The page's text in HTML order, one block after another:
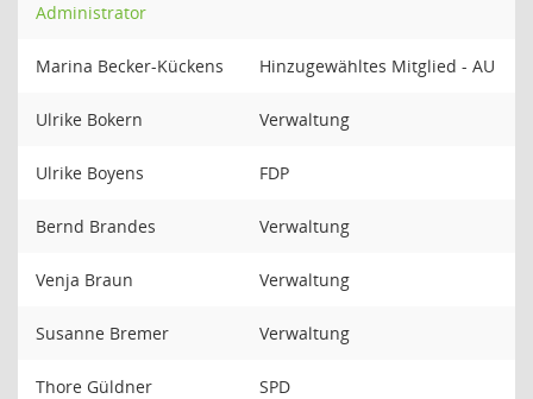
Administrator
Marina Becker-Kückens Hinzugewähltes Mitglied - AU
Ulrike Bokern Verwaltung
Ulrike Boyens FDP
Bernd Brandes Verwaltung
Venja Braun Verwaltung
Susanne Bremer Verwaltung
Thore Güldner SPD